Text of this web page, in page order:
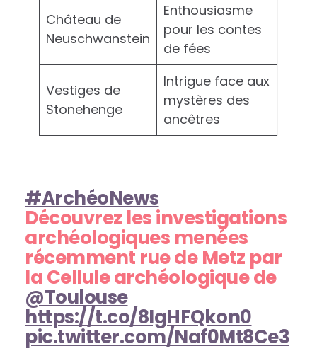
Château de
Neuschwanstein
Enthousiasme
pour les contes
de fées
Vestiges de
Stonehenge
Intrigue face aux
mystères des
ancêtres
#ArchéoNews
Découvrez les investigations
archéologiques menées
récemment rue de Metz par
la Cellule archéologique de
@Toulouse
https://t.co/8IgHFQkon0
pic.twitter.com/Naf0Mt8Ce3